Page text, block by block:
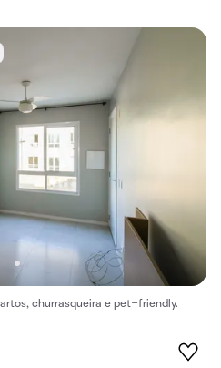
churrasqueira e pet-friendly.